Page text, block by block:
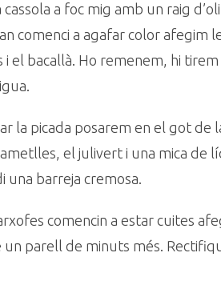
a foc mig amb un raig
comenci a agafar color afegim
el bacallà. Ho remenem, hi
la picada posarem en el got de
el julivert i una mica de
una barreja cremosa.
comencin a estar cuites
parell de minuts més.